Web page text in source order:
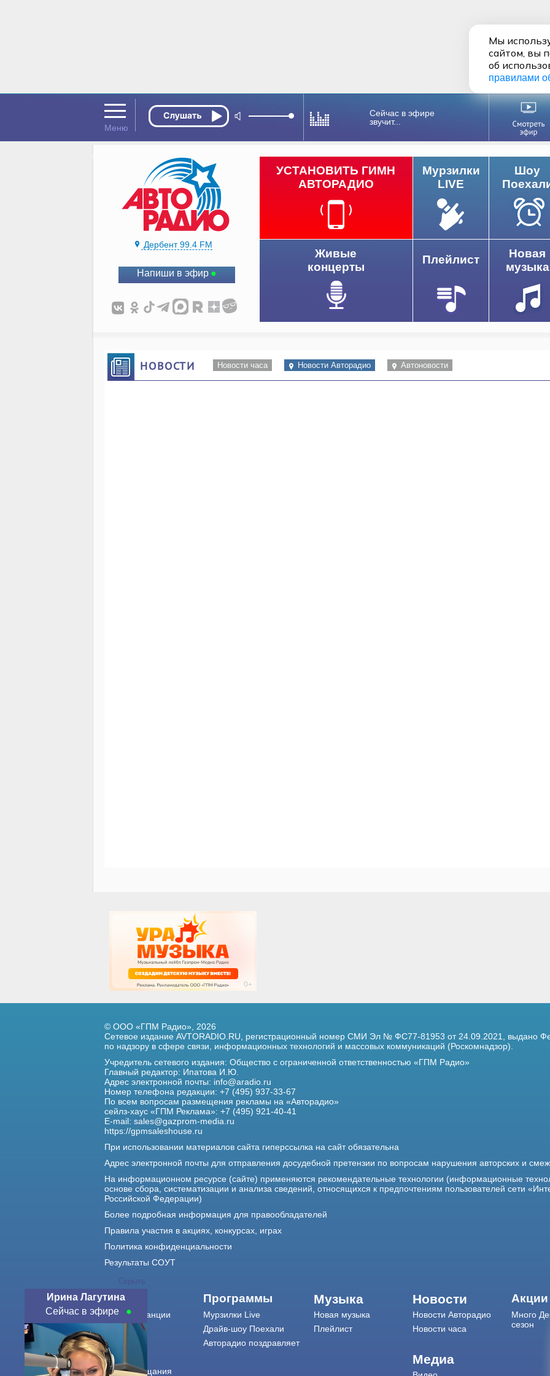
Сейчас в эфире
звучит...
Дербент 99.4 FM
Напиши в эфир
УСТАНОВИТЬ ГИМН
АВТОРАДИО
Мурзилки
LIVE
Шоу
Живые
концерты
Плейлист
Новая
музыка
НОВОСТИ Новости часа Новости Авторадио Автоновости
Скрыть
Ирина Лагутина
Сейчас в эфире
© ООО «ГПМ Радио», 2026
Сетевое издание AVTORADIO.RU, регистрационный номер СМИ Эл № ФС77-81953 от 24.09.2021,
выдано
по надзору в сфере связи,
информационных технологий и массовых коммуникаций (Роскомнадзор).
Учредитель сетевого издания: Общество с ограниченной ответственностью «ГПМ Радио»
Главный редактор: Ипатова И.Ю.
Адрес электронной почты: info@aradio.ru
Номер телефона редакции: +7 (495) 937-33-67
По всем вопросам размещения рекламы на «Авторадио»
сейлз-хаус «ГПМ Реклама»: +7 (495) 921-40-41
E-mail: sales@gazprom-media.ru
https://gpmsaleshouse.ru
При использовании материалов сайта гиперссылка на сайт обязательна
Адрес электронной почты для отправления досудебной претензии по вопросам нарушения авторских и
На информационном ресурсе (сайте) применяются рекомендательные технологии (информационные
основе сбора, систематизации и анализа сведений, относящихся к предпочтениям пользователей сети
Российской Федерации)
Более подробная информация для правообладателей
Правила участия в акциях, конкурсах, играх
Политика конфиденциальности
Результаты СОУТ
О нас
О радиостанции
Команда
Контакты
Реклама
Города вещания
Программы
Мурзилки Live
Драйв-шоу Поехали
Авторадио поздравляет
Музыка
Новая музыка
Плейлист
Новости
Новости Авторадио
Новости часа
Медиа
Много
сезон
Мы
сайтом, вы
об
правилами